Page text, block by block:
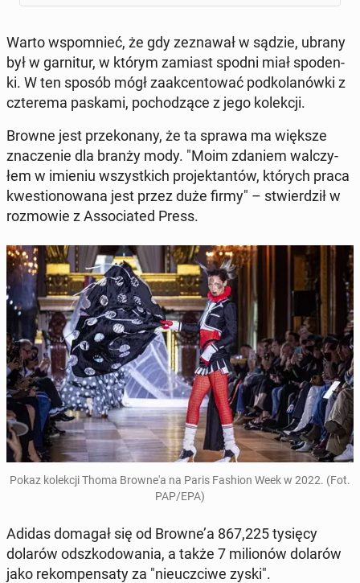
Warto wspo­mnieć, że gdy ze­zna­wał w sądzie, ubrany
był w gar­ni­tur, w którym zamiast spodni miał spoden­
ki. W ten sposób mógł za­ak­cen­to­wać pod­ko­la­nów­ki z
czte­re­ma paskami, po­cho­dzą­ce z jego ko­lek­cji.
Browne jest prze­ko­na­ny, że ta sprawa ma większe
zna­cze­nie dla branży mody. "Moim zdaniem wal­czy­
łem w imieniu wszyst­kich pro­jek­tan­tów, których praca
kwe­stio­no­wa­na jest przez duże firmy" – stwier­dził w
roz­mo­wie z As­so­cia­ted Press.
Pokaz ko­lek­cji Thoma Brow­ne­'a na Paris Fashion Week w 2022. (Fot.
PAP/EPA)
Adidas domagał się od Browne’a 867,225 tysięcy
dolarów od­szko­do­wa­nia, a także 7 mi­lio­nów dolarów
jako re­kom­pen­sa­ty za "nie­uczci­we zyski".